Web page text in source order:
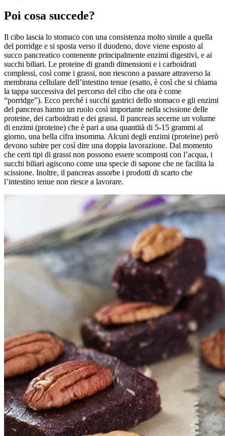
Poi cosa succede?
Il cibo lascia lo stomaco con una consistenza molto simile a quella
del porridge e si sposta verso il duodeno, dove viene esposto al
succo pancreatico contenente principalmente enzimi digestivi, e ai
succhi biliari. Le proteine di grandi dimensioni e i carboidrati
complessi, così come i grassi, non riescono a passare attraverso la
membrana cellulare dell’intestino tenue (esatto, è così che si chiama
la tappa successiva del percorso del cibo che ora è come
“porridge”). Ecco perché i succhi gastrici dello stomaco e gli enzimi
del pancreas hanno un ruolo così importante nella scissione delle
proteine, dei carboidrati e dei grassi. Il pancreas secerne un volume
di enzimi (proteine) che è pari a una quantità di 5-15 grammi al
giorno, una bella cifra insomma. Alcuni degli enzimi (proteine) però
devono subire per così dire una doppia lavorazione. Dal momento
che certi tipi di grassi non possono essere scomposti con l’acqua, i
succhi biliari agiscono come una specie di sapone che ne facilita la
scissione. Inoltre, il pancreas assorbe i prodotti di scarto che
l’intestino tenue non riesce a lavorare.